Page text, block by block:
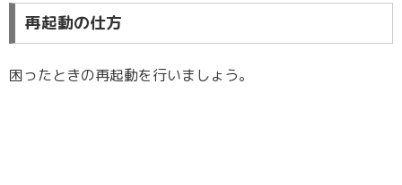
再起動の仕方
困ったときの再起動を行いましょう。